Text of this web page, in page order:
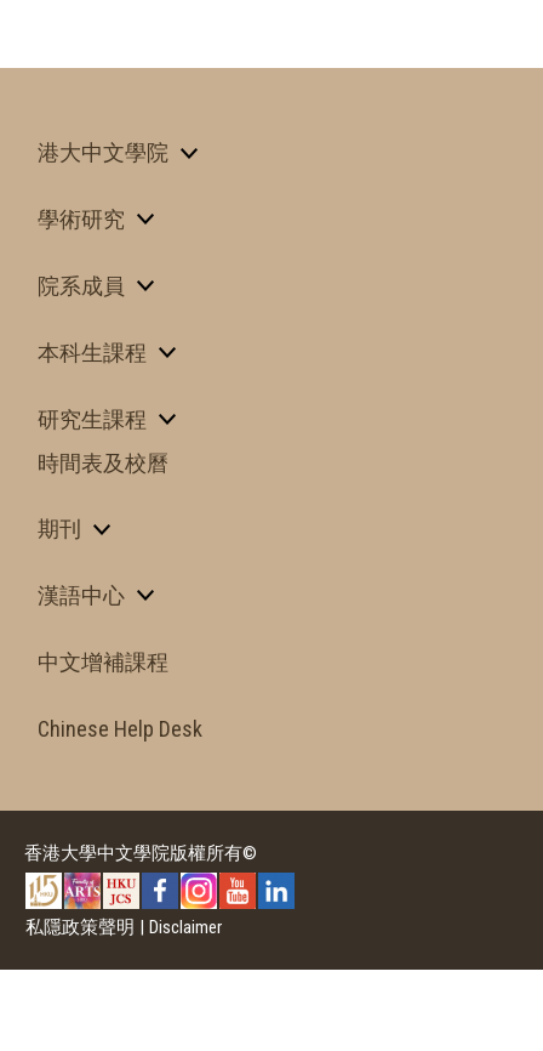
港大中文學院
學術研究
院系成員
本科生課程
研究生課程
時間表及校曆
期刊
漢語中心
中文增補課程
Chinese Help Desk
香港大學中文學院版權所有©
私隱政策聲明 | Disclaimer